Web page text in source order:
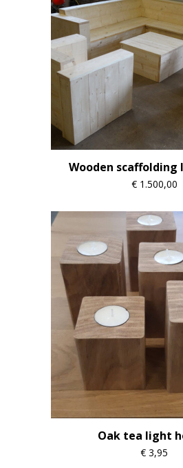
Wooden scaffolding
€1.500,00
Oak tea light
€ 3,95